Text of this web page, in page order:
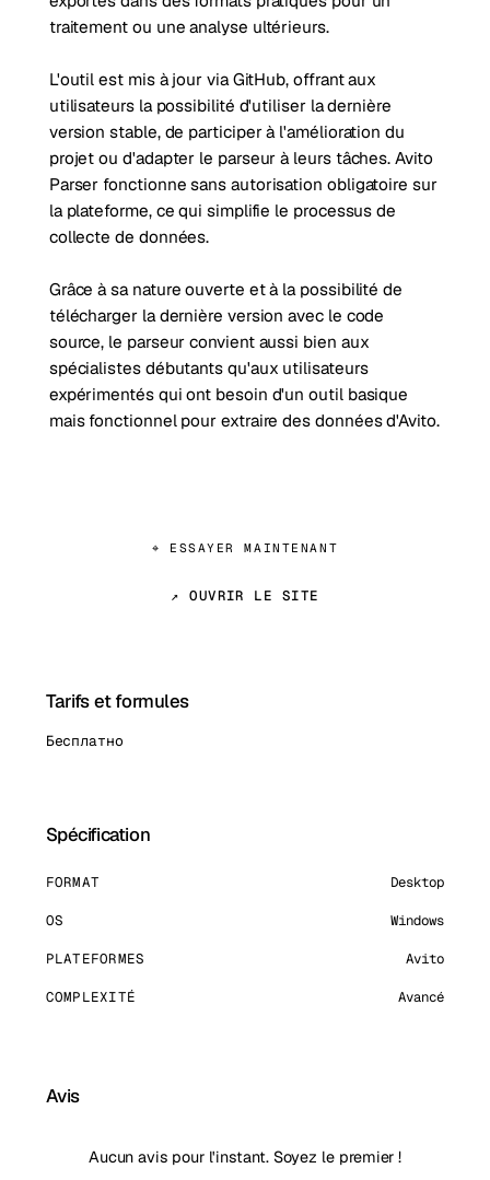
traitement ou une analyse ultérieurs.
L'outil est mis à jour via GitHub, offrant aux
utilisateurs la possibilité d'utiliser la dernière
version stable, de participer à l'amélioration du
projet ou d'adapter le parseur à leurs tâches. Avito
Parser fonctionne sans autorisation obligatoire sur
la plateforme, ce qui simplifie le processus de
collecte de données.
Grâce à sa nature ouverte et à la possibilité de
télécharger la dernière version avec le code
source, le parseur convient aussi bien aux
spécialistes débutants qu'aux utilisateurs
expérimentés qui ont besoin d'un outil basique
mais fonctionnel pour extraire des données d'Avito.
⌖ ESSAYER MAINTENANT
↗ OUVRIR LE SITE
Tarifs et formules
Бесплатно
Spécification
FORMAT Desktop
OS Windows
PLATEFORMES Avito
COMPLEXITÉ Avancé
Avis
Aucun avis pour l'instant. Soyez le premier !